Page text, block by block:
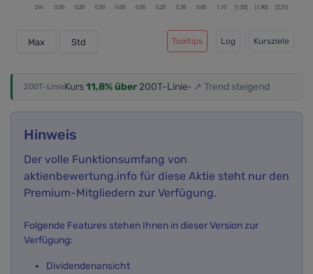
Max Std Tooltips Log Kursziele
200T-LinieKurs11,8% über200T-Linie· ↗ Trend steigend
Hinweis
Der volle Funktionsumfang von
aktienbewertung.info für diese Aktie steht nur den
Premium-Mitgliedern zur Verfügung.
Folgende Features stehen Ihnen in dieser Version zur
Verfügung:
Dividendenansicht